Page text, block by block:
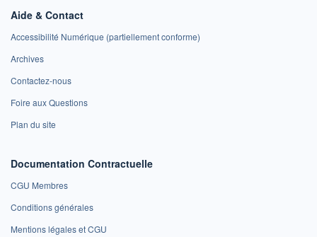
Aide & Contact
Accessibilité Numérique (partiellement conforme)
Archives
Contactez-nous
Foire aux Questions
Plan du site
Documentation Contractuelle
CGU Membres
Conditions générales
Mentions légales et CGU